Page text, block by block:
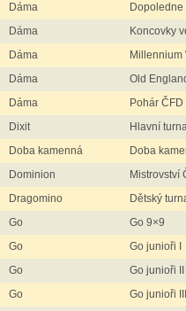
Dáma
Dopoledne
Dáma
Koncovky
Dáma
Millennium
Dáma
Old
Dáma
Pohár
Dixit
Hlavní
Doba kamenná
Doba
Dominion
Mistrovství
Dragomino
Dětský
Go
Go 9×9
Go
Go junioři I
Go
Go junioři II
Go
Go junioři III